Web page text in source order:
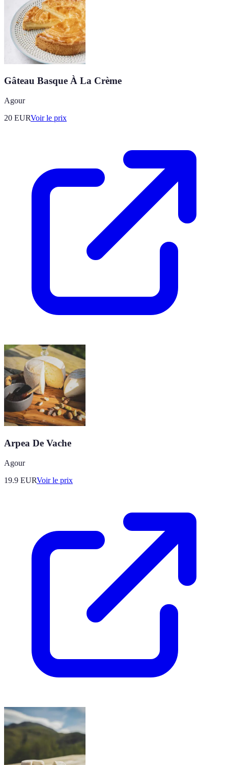
Gâteau Basque À La Crème
Agour
20 EURVoir le prix
Arpea De Vache
Agour
19.9 EURVoir le prix